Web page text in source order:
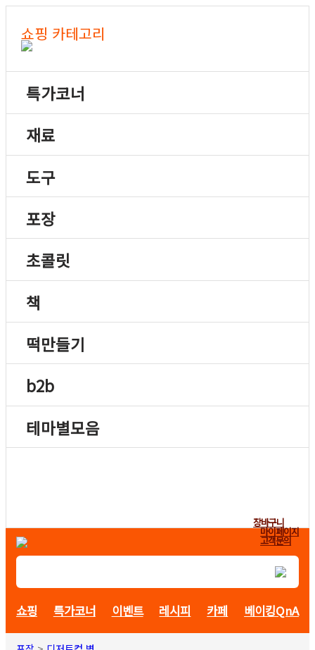
쇼핑 카테고리
특가코너
재료
도구
포장
초콜릿
책
떡만들기
b2b
테마별모음
장바구니
마이페이지
고객문의
쇼핑 특가코너 이벤트 레시피 카페 베이킹QnA